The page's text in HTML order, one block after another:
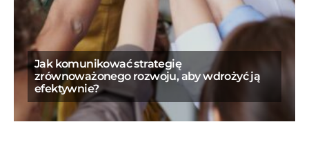
Jak komunikować strategię
zrównoważonego rozwoju, aby wdrożyć ją
efektywnie?